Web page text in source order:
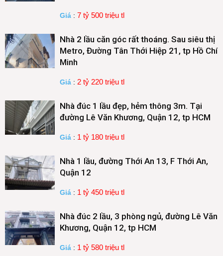
Giá : 7 tỷ 500 triệu tl
Nhà 2 lầu căn góc rất thoáng. Sau siêu thị
Metro, Đường Tân Thới Hiệp 21, tp Hồ Chí
Minh
Giá : 2 tỷ 220 triệu tl
Nhà đúc 1 lầu đẹp, hẻm thông 3m. Tại
đường Lê Văn Khương, Quận 12, tp HCM
Giá : 1 tỷ 180 triệu tl
Nhà 1 lầu, đường Thới An 13, F Thới An,
Quận 12
Giá : 1 tỷ 450 triệu tl
Nhà đúc 2 lầu, 3 phòng ngủ, đường Lê Văn
Khương, Quận 12, tp HCM
Giá : 1 tỷ 580 triệu tl